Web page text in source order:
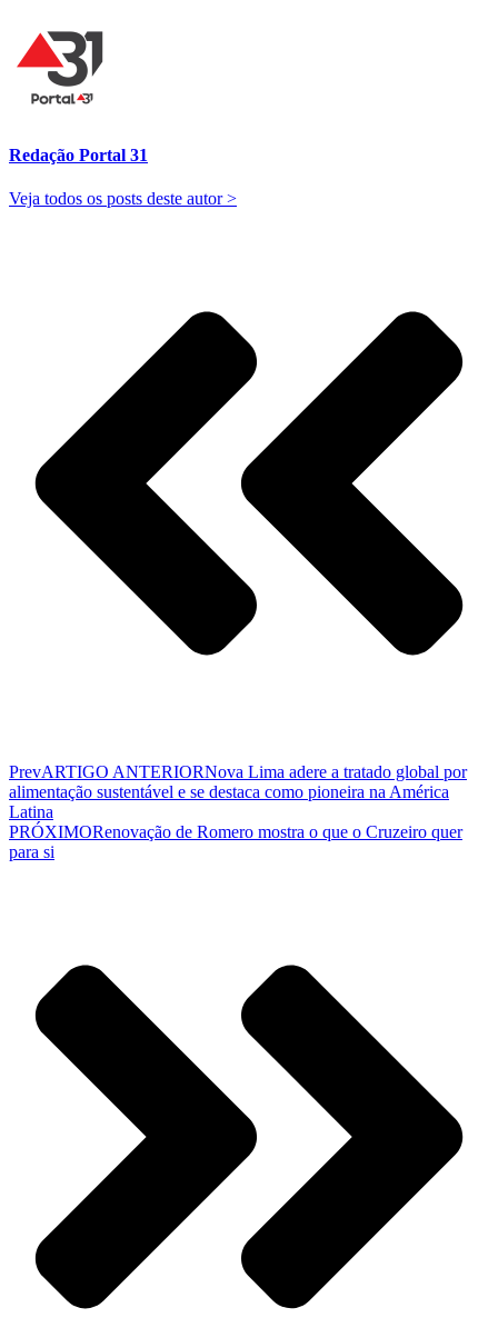
Redação Portal 31
Veja todos os posts deste autor >
PrevARTIGO ANTERIORNova Lima adere a tratado global por
alimentação sustentável e se destaca como pioneira na América
Latina
PRÓXIMORenovação de Romero mostra o que o Cruzeiro quer
para si